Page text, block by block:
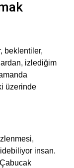
beklentiler,
izlediğim
üzerinde
insan.